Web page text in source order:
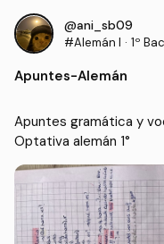
@ani_sb09
#Alemán I · 1º
Apuntes-Alemán
Apuntes gramática y
Optativa alemán 1°